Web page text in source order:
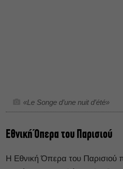
«Le Songe d’une nuit d’été»
Εθνική Όπερα του Παρισιού
Η Εθνική Όπερα του Παρισιού